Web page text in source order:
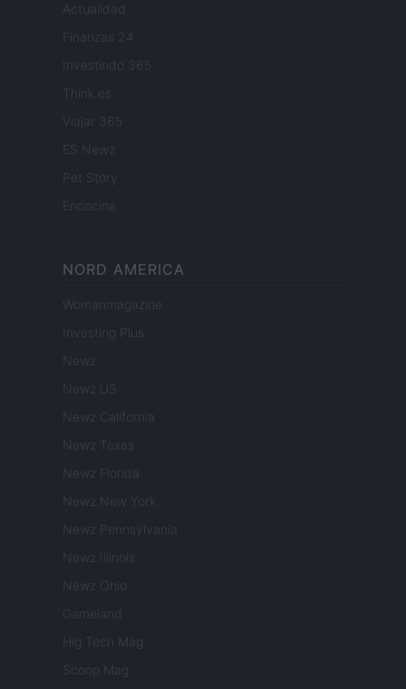
Actualidad
Finanzas 24
Investindo 365
Think.es
Viajar 365
ES Newz
Pet Story
Encocina
NORD AMERICA
Womanmagazine
Investing Plus
Newz
Newz US
Newz California
Newz Texas
Newz Florida
Newz New York
Newz Pennsylvania
Newz Illinois
Newz Ohio
Gameland
Hig Tech Mag
Scoop Mag